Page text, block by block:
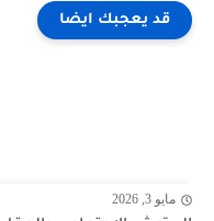
قد يعجبك ايضا
مايو 3, 2026